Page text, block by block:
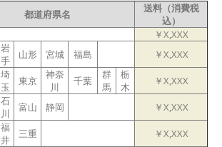
都道府県名
送料（消費税
込）
￥X,XXX
岩
手
山形 宮城 福島 ￥X,XXX
埼
玉
東京
神奈
川
千葉
群
馬
栃
木
￥X,XXX
石
川
富山 静岡 ￥X,XXX
福
井
三重 ￥X,XXX